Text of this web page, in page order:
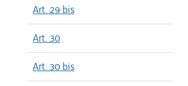
Art. 29 bis
Art. 30
Art. 30 bis